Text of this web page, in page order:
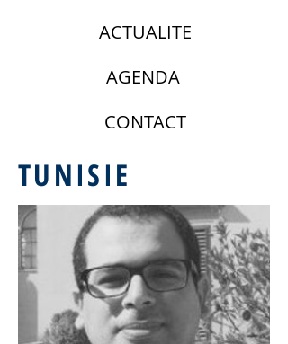
TUNISIE
ACTUALITE
AGENDA
CONTACT